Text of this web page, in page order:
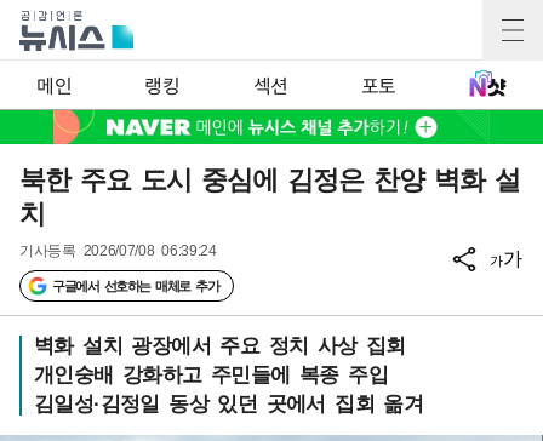
메인 랭킹 섹션 포토
북한 주요 도시 중심에 김정은 찬양 벽화 설
치
기사등록 2026/07/08 06:39:24
구글에서 선호하는 매체로 추가
가가
벽화 설치 광장에서 주요 정치 사상 집회
개인숭배 강화하고 주민들에 복종 주입
김일성·김정일 동상 있던 곳에서 집회 옮겨